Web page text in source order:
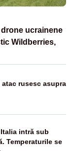
ucrainene
Wildberries,
rusesc asupra
intră sub
Temperaturile se